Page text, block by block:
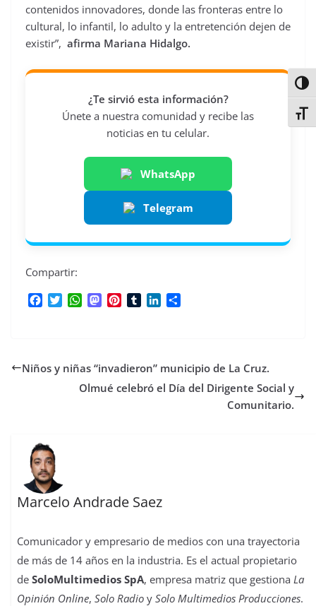
contenidos innovadores, donde las fronteras entre lo
cultural, lo infantil, lo adulto y la entretención dejen de
existir”, afirma Mariana Hidalgo.
¿Te sirvió esta información?
Únete a nuestra comunidad y recibe las
noticias en tu celular.
WhatsApp
Telegram
Compartir:
o
e
W
A
p
M
d
o
r
e
r
d
I
r
t
Niños y niñas “invadieron” municipio de La Cruz.
Olmué celebró el Día del Dirigente Social y
Comunitario.
Marcelo Andrade Saez
Comunicador y empresario de medios con una trayectoria
de más de 14 años en la industria. Es el actual propietario
deSoloMultimedios SpA, empresa matriz que gestiona La
Opinión Online,Solo Radio ySolo Multimedios Producciones.